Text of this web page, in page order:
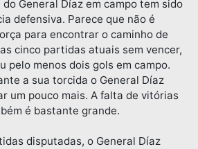
General Díaz em campo tem sido
defensiva. Parece que não é
para encontrar o caminho de
cinco partidas atuais sem vencer,
pelo menos dois gols em campo.
a sua torcida o General Díaz
um pouco mais. A falta de vitórias
é bastante grande.
disputadas, o General Díaz